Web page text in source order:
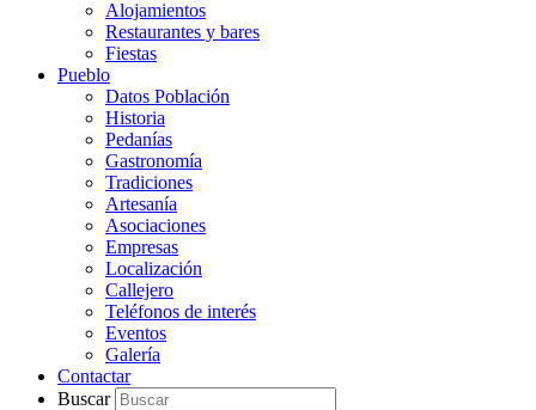
Alojamientos
Restaurantes y bares
Fiestas
Pueblo
Datos Población
Historia
Pedanías
Gastronomía
Tradiciones
Artesanía
Asociaciones
Empresas
Localización
Callejero
Teléfonos de interés
Eventos
Galería
Contactar
Buscar